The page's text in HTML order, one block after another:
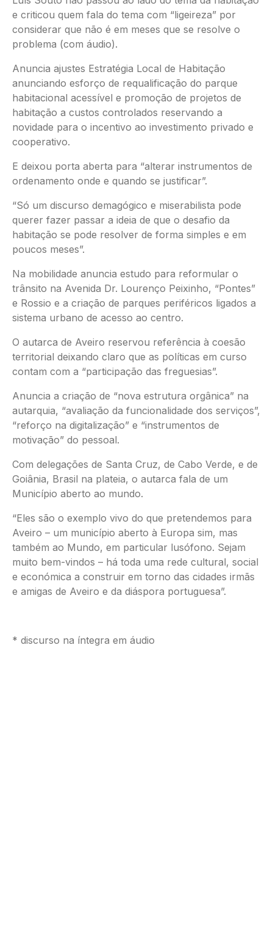
e criticou quem fala do tema com “ligeireza” por
considerar que não é em meses que se resolve o
problema (com áudio).
Anuncia ajustes Estratégia Local de Habitação
anunciando esforço de requalificação do parque
habitacional acessível e promoção de projetos de
habitação a custos controlados reservando a
novidade para o incentivo ao investimento privado e
cooperativo.
E deixou porta aberta para “alterar instrumentos de
ordenamento onde e quando se justificar”.
“Só um discurso demagógico e miserabilista pode
querer fazer passar a ideia de que o desafio da
habitação se pode resolver de forma simples e em
poucos meses”.
Na mobilidade anuncia estudo para reformular o
trânsito na Avenida Dr. Lourenço Peixinho, “Pontes”
e Rossio e a criação de parques periféricos ligados a
sistema urbano de acesso ao centro.
O autarca de Aveiro reservou referência à coesão
territorial deixando claro que as políticas em curso
contam com a “participação das freguesias”.
Anuncia a criação de “nova estrutura orgânica” na
autarquia, “avaliação da funcionalidade dos serviços”,
“reforço na digitalização” e “instrumentos de
motivação” do pessoal.
Com delegações de Santa Cruz, de Cabo Verde, e de
Goiânia, Brasil na plateia, o autarca fala de um
Município aberto ao mundo.
“Eles são o exemplo vivo do que pretendemos para
Aveiro – um município aberto à Europa sim, mas
também ao Mundo, em particular lusófono. Sejam
muito bem-vindos – há toda uma rede cultural, social
e económica a construir em torno das cidades irmãs
e amigas de Aveiro e da diáspora portuguesa”.
* discurso na íntegra em áudio